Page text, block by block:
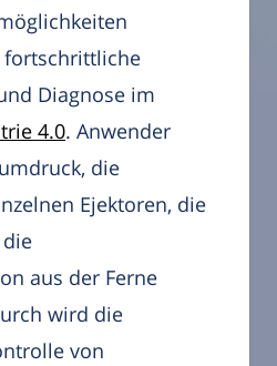
Diagnose im
4.0. Anwender
die
Ejektoren, die
aus der Ferne
wird die
von